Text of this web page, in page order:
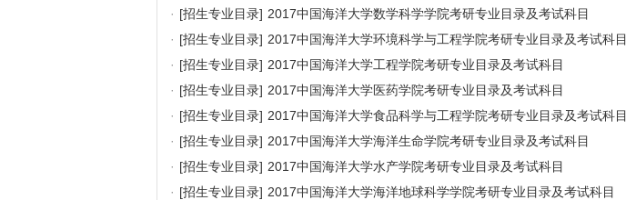
· [招生专业目录] 2017中国海洋大学数学科学学院考研专业目录及考试科目
· [招生专业目录] 2017中国海洋大学环境科学与工程学院考研专业目录及考试科目
· [招生专业目录] 2017中国海洋大学工程学院考研专业目录及考试科目
· [招生专业目录] 2017中国海洋大学医药学院考研专业目录及考试科目
· [招生专业目录] 2017中国海洋大学食品科学与工程学院考研专业目录及考试科目
· [招生专业目录] 2017中国海洋大学海洋生命学院考研专业目录及考试科目
· [招生专业目录] 2017中国海洋大学水产学院考研专业目录及考试科目
· [招生专业目录] 2017中国海洋大学海洋地球科学学院考研专业目录及考试科目